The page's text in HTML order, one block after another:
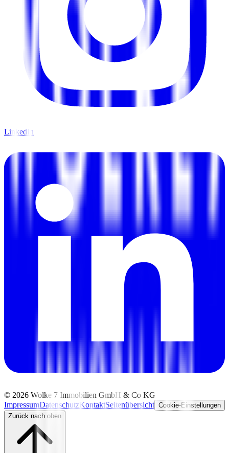
LinkedIn
© 2026 Wolke 7 Immobilien GmbH & Co KG
ImpressumDatenschutzKontaktSeitenübersicht Cookie-Einstellungen
Zurück nach oben